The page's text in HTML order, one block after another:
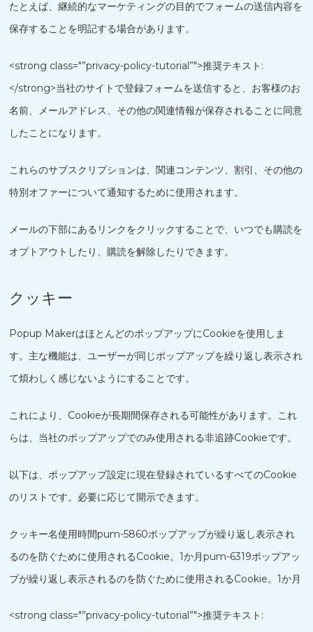
たとえば、継続的なマーケティングの目的でフォームの送信内容を
保存することを明記する場合があります。
<strong class="”privacy-policy-tutorial”">推奨テキスト:
</strong>当社のサイトで登録フォームを送信すると、お客様のお
名前、メールアドレス、その他の関連情報が保存されることに同意
したことになります。
これらのサブスクリプションは、関連コンテンツ、割引、その他の
特別オファーについて通知するために使用されます。
メールの下部にあるリンクをクリックすることで、いつでも購読を
オプトアウトしたり、購読を解除したりできます。
クッキー
Popup MakerはほとんどのポップアップにCookieを使用しま
す。主な機能は、ユーザーが同じポップアップを繰り返し表示され
て煩わしく感じないようにすることです。
これにより、Cookieが長期間保存される可能性があります。これ
らは、当社のポップアップでのみ使用される非追跡Cookieです。
以下は、ポップアップ設定に現在登録されているすべてのCookie
のリストです。必要に応じて開示できます。
クッキー名使用時間pum-5860ポップアップが繰り返し表示され
るのを防ぐために使用されるCookie。1か月pum-6319ポップアッ
プが繰り返し表示されるのを防ぐために使用されるCookie。1か月
<strong class="”privacy-policy-tutorial”">推奨テキスト: